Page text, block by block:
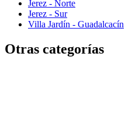
Jerez - Norte
Jerez - Sur
Villa Jardín - Guadalcacín
Otras categorías